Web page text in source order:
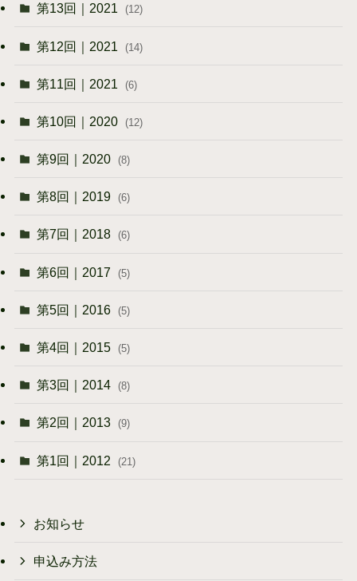
第13回｜2021 (12)
第12回｜2021 (14)
第11回｜2021 (6)
第10回｜2020 (12)
第9回｜2020 (8)
第8回｜2019 (6)
第7回｜2018 (6)
第6回｜2017 (5)
第5回｜2016 (5)
第4回｜2015 (5)
第3回｜2014 (8)
第2回｜2013 (9)
第1回｜2012 (21)
お知らせ
申込み方法